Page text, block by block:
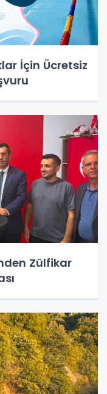
İçin Ücretsiz
Zülfikar